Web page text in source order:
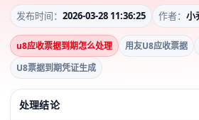
发布时间： 2026-03-28 11:36:25 作者： 小
u8应收票据到期怎么处理 用友U8应收票据
U8票据到期凭证生成
处理结论